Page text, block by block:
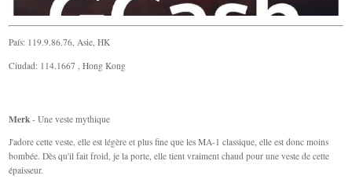
País: 119.9.86.76, Asie, HK
Ciudad: 114.1667 , Hong Kong
Merk - Une veste mythique
J'adore cette veste, elle est légère et plus fine que les MA-1 classique, elle est donc moins
bombée. Dès qu'il fait froid, je la porte, elle tient vraiment chaud pour une veste de cette
épaisseur.